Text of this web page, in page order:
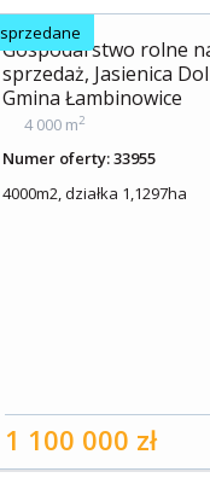
sprzedane
Gospodarstwo rolne
sprzedaż, Jasienica
Gmina Łambinowice
4 000 m2
Numer oferty: 33955
4000m2, działka 1,1297ha
1 100 000 zł